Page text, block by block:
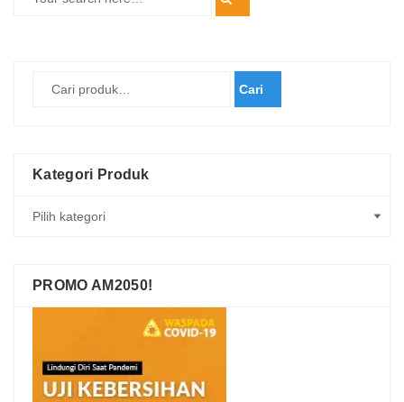
Cari
Kategori Produk
PROMO AM2050!